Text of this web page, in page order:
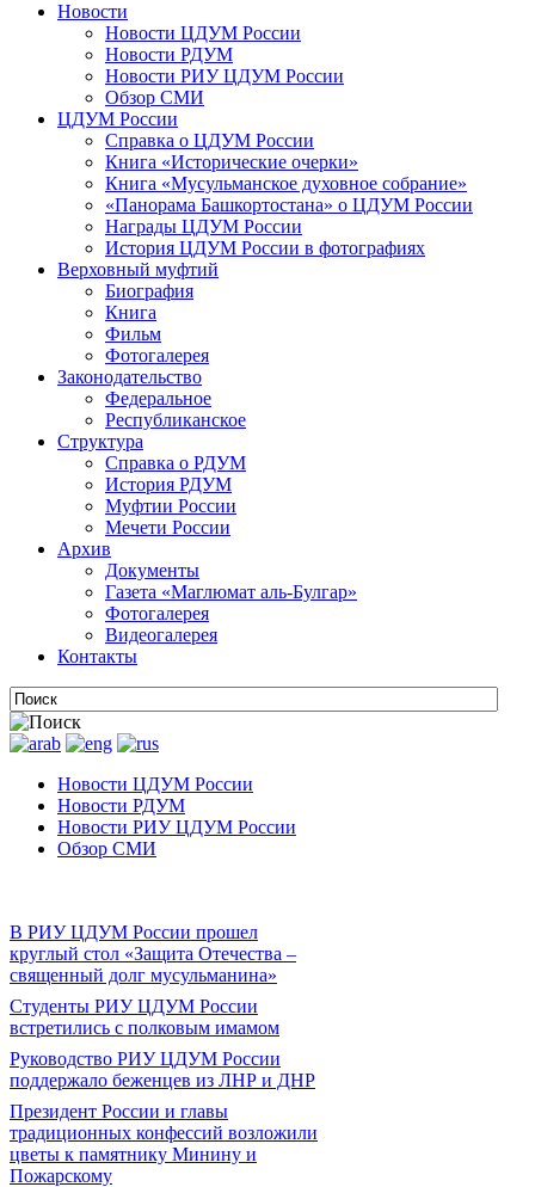
Новости
Новости ЦДУМ России
Новости РДУМ
Новости РИУ ЦДУМ России
Обзор СМИ
ЦДУМ России
Справка о ЦДУМ России
Книга «Исторические очерки»
Книга «Мусульманское духовное собрание»
«Панорама Башкортостана» о ЦДУМ России
Награды ЦДУМ России
История ЦДУМ России в фотографиях
Верховный муфтий
Биография
Книга
Фильм
Фотогалерея
Законодательство
Федеральное
Республиканское
Структура
Справка о РДУМ
История РДУМ
Муфтии России
Мечети России
Архив
Документы
Газета «Маглюмат аль-Булгар»
Фотогалерея
Видеогалерея
Контакты
Новости ЦДУМ России
Новости РДУМ
Новости РИУ ЦДУМ России
Обзор СМИ
В РИУ ЦДУМ России прошел
круглый стол «Защита Отечества –
священный долг мусульманина»
Студенты РИУ ЦДУМ России
встретились с полковым имамом
Руководство РИУ ЦДУМ России
поддержало беженцев из ЛНР и ДНР
Президент России и главы
традиционных конфессий возложили
цветы к памятнику Минину и
Пожарскому